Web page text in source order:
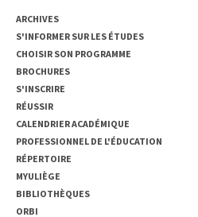
ARCHIVES
S'INFORMER SUR LES ÉTUDES
CHOISIR SON PROGRAMME
BROCHURES
S'INSCRIRE
RÉUSSIR
CALENDRIER ACADÉMIQUE
PROFESSIONNEL DE L'ÉDUCATION
RÉPERTOIRE
MYULIÈGE
BIBLIOTHÈQUES
ORBI